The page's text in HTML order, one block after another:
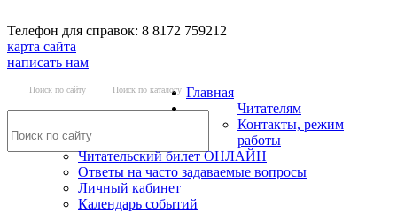
Телефон для справок: 8 8172 759212
карта сайта
написать нам
Поиск по сайту Поиск по каталогу Главная
Читателям
Контакты, режим
работы
Читательский билет ОНЛАЙН
Ответы на часто задаваемые вопросы
Личный кабинет
Календарь событий